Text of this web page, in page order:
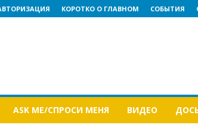
КОРОТКО О ГЛАВНОМ СОБЫТИЯ
ASK ME/СПРОСИ МЕНЯ ВИДЕО